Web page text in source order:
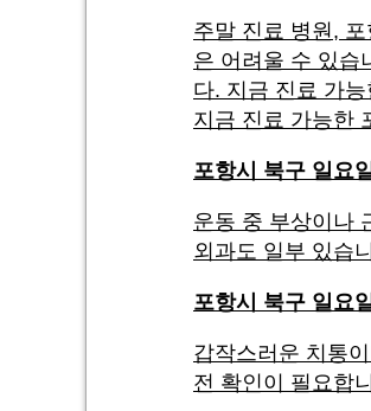
주말 진료 병원,
은 어려울 수 있습
다. 지금 진료 가
지금 진료 가능한
포항시 북구 일요
운동 중 부상이나
외과도 일부 있습
포항시 북구 일요
갑작스러운 치통
전 확인이 필요합